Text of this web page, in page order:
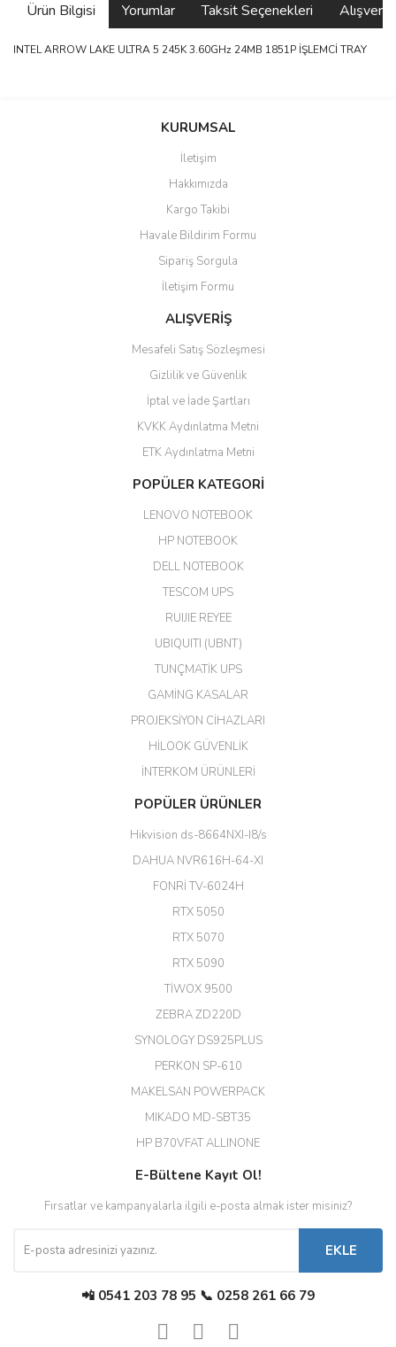
Ürün Bilgisi Yorumlar Taksit Seçenekleri
INTEL ARROW LAKE ULTRA 5 245K 3.60GHz 24MB 1851P İŞLEMCİ TRAY
Bu ürüne ilk yorumu siz yapın!
güzel paketlenmiş ama yanında
ile 24 izlenmektedir diye küçük
bir tabela olsa daha hoş
hızlı güvenli bir alışveriş oldu
Yalçın Kaya | 20/06/2026
ahmet yiğit | 29/04/2026
Aldığım ürün kapalı kutu teslim
edildi. Teşekkür ederim.
GÜRKAN KETHÜDAOĞLU |
Her şey için teşekkür ederim çok
Erdal Cingöz | 07/02/2026
Başarılı. Bu vasıfta bir ürünü bu
kadar uygun fiyata bulabilmek
büyük şans. Güvenliticaret
(HIKVISION DS-3E0326P-E/M(B)
EROL ÇAKMAK | 26/12/2025
Diğer yorumları göster
KURUMSAL
İletişim
Hakkımızda
Kargo Takibi
Havale Bildirim Formu
Sipariş Sorgula
İletişim Formu
ALIŞVERİŞ
Mesafeli Satış Sözleşmesi
Gizlilik ve Güvenlik
İptal ve İade Şartları
KVKK Aydınlatma Metni
ETK Aydınlatma Metni
POPÜLER KATEGORİ
LENOVO NOTEBOOK
HP NOTEBOOK
DELL NOTEBOOK
TESCOM UPS
RUIJIE REYEE
UBIQUITI (UBNT)
TUNÇMATİK UPS
GAMİNG KASALAR
PROJEKSİYON CİHAZLARI
HİLOOK GÜVENLİK
İNTERKOM ÜRÜNLERİ
POPÜLER ÜRÜNLER
Hikvision ds-8664NXI-I8/s
DAHUA NVR616H-64-XI
FONRİ TV-6024H
RTX 5050
RTX 5070
RTX 5090
TİWOX 9500
ZEBRA ZD220D
SYNOLOGY DS925PLUS
PERKON SP-610
MAKELSAN POWERPACK
MIKADO MD-SBT35
HP B70VFAT ALLINONE
E-Bültene Kayıt Ol!
Fırsatlar ve kampanyalarla ilgili e-posta almak ister misiniz?
EKLE
📲 0541 203 78 95 📞 0258 261 66 79